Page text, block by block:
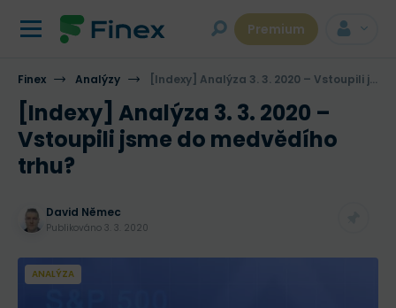
Premium
Finex Analýzy [Indexy] Analýza 3. 3. 2020 – Vstoupili jsme do medvědího trhu?
[Indexy] Analýza 3. 3. 2020 –
Vstoupili jsme do medvědího
trhu?
David Němec
Publikováno 3. 3. 2020
ANALÝZA